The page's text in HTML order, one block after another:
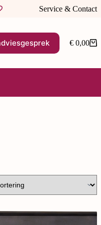
Service & Contact
€0,00